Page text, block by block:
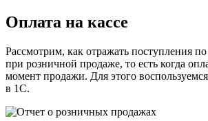
Оплата на кассе
Рассмотрим, как отражать поступления
при розничной продаже, то есть когда
момент продажи. Для этого
в 1С.